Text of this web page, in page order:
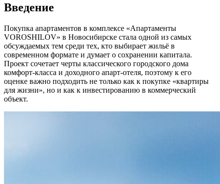
Введение
Покупка апартаментов в комплексе «Апартаменты
VOROSHILOV» в Новосибирске стала одной из самых
обсуждаемых тем среди тех, кто выбирает жильё в
современном формате и думает о сохранении капитала.
Проект сочетает черты классического городского дома
комфорт-класса и доходного апарт-отеля, поэтому к его
оценке важно подходить не только как к покупке «квартиры
для жизни», но и как к инвестированию в коммерческий
объект.